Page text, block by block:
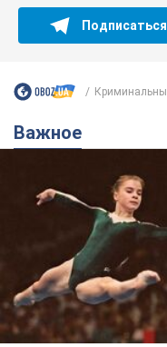
Украинская
США и впервые
сложилась
лет назад
У поклонников
кусок коврового
8.08.2026 18:30 39,5 т.